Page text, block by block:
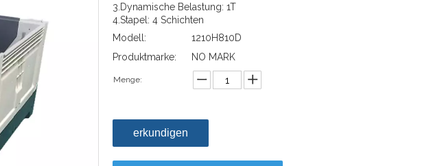
3.Dynamische Belastung: 1T
4.Stapel: 4 Schichten
Modell:
1210H810D
Produktmarke:
NO MARK
Menge:
erkundigen